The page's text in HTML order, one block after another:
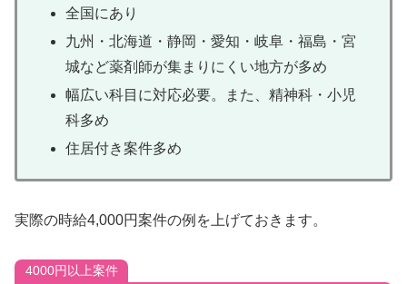
全国にあり
九州・北海道・静岡・愛知・岐阜・福島・宮
城など薬剤師が集まりにくい地方が多め
幅広い科目に対応必要。また、精神科・小児
科多め
住居付き案件多め
実際の時給4,000円案件の例を上げておきます。
4000円以上案件